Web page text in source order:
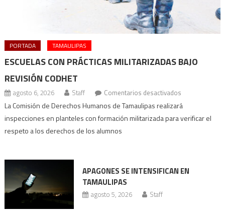
PORTADA TAMAULIPAS
ESCUELAS CON PRÁCTICAS MILITARIZADAS BAJO
REVISIÓN CODHET
agosto 6, 2026 Staff Comentarios desactivadosen
Escuelas
con
Codhet
La Comisión de Derechos Humanos de Tamaulipas realizará
inspecciones en planteles con formación militarizada para verificar el
respeto a los derechos de los alumnos
APAGONES SE INTENSIFICAN EN
TAMAULIPAS
agosto 5, 2026 Staff